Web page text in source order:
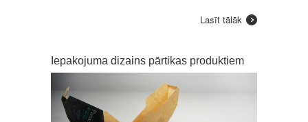
Lasīt tālāk
Iepakojuma dizains pārtikas produktiem